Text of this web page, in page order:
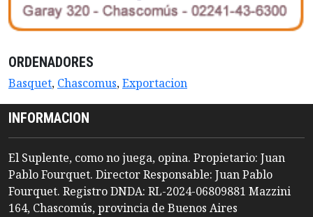
ORDENADORES
Basquet, Chascomus,Exportacion
INFORMACION
El Suplente, como no juega, opina. Propietario: Juan
Pablo Fourquet. Director Responsable: Juan Pablo
Fourquet. Registro DNDA: RL-2024-06809881 Mazzini
164, Chascomús, provincia de Buenos Aires